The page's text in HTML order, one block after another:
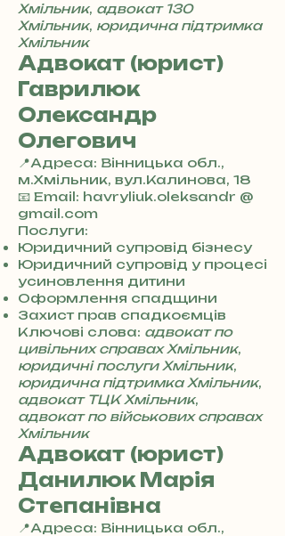
Хмільник, адвокат 130
Хмільник, юридична підтримка
Хмільник
Адвокат (юрист)
Гаврилюк
Олександр
Олегович
📍Адреса: Вінницька обл.,
м.Хмільник, вул.Калинова, 18
+
3
8
0
7
3
0
4
8
5
7
8
4
📧 Email: havryliuk.oleksandr @
gmail.com
Послуги:
Юридичний супровід бізнесу
Юридичний супровід у процесі
усиновлення дитини
Оформлення спадщини
Захист прав спадкоємців
Ключові слова: адвокат по
цивільних справах Хмільник,
юридичні послуги Хмільник,
юридична підтримка Хмільник,
адвокат ТЦК Хмільник,
адвокат по військових справах
Хмільник
Адвокат (юрист)
Данилюк Марія
Степанівна
📍Адреса: Вінницька обл.,